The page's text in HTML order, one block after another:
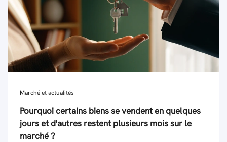
Marché et actualités
Pourquoi certains biens se vendent en quelques
jours et d'autres restent plusieurs mois sur le
marché ?